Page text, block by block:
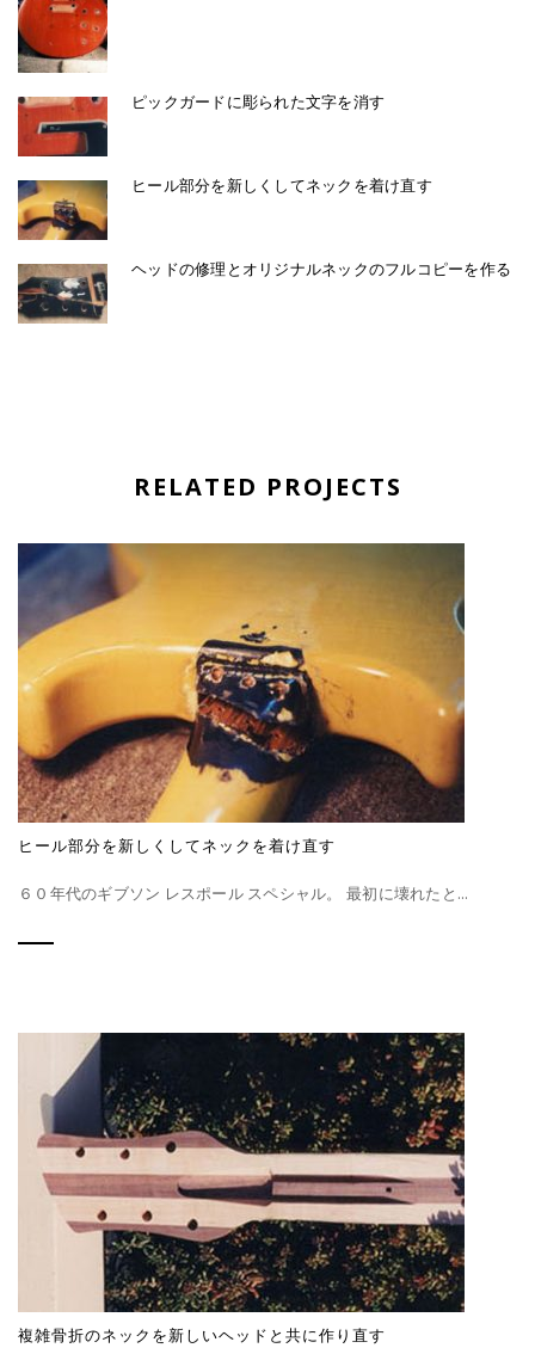
ピックガードに彫られた文字を消す
ヒール部分を新しくしてネックを着け直す
ヘッドの修理とオリジナルネックのフルコピーを作る
RELATED PROJECTS
ヒール部分を新しくしてネックを着け直す
６０年代のギブソン レスポール スペシャル。 最初に壊れたと...
複雑骨折のネックを新しいヘッドと共に作り直す